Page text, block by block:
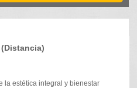
la estética integral y bienestar